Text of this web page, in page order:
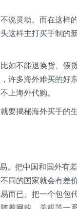
说灵动。而在这样
这样主打买手制的
如不能退换货、假
许多海外难买的好
上海外代购。
要揭秘海外买手的生
把中国和国外有差
同的国家就会有差
而已。把一个包包